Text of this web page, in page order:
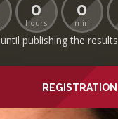
0
hours
0
min
until publishing the results
REGISTRATION